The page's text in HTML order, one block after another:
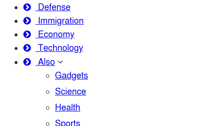
Defense
Immigration
Economy
Technology
Also
Gadgets
Science
Health
Sports